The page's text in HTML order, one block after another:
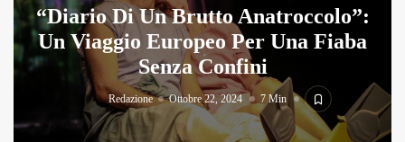
Iosonouncane A Lecce: Concerto Acustico...
Luglio 17, 2026 13 Min
“Diario Di Un Brutto Anatroccolo”:
Un Viaggio Europeo Per Una Fiaba
Senza Confini
Redazione Ottobre 22, 2024 7 Min